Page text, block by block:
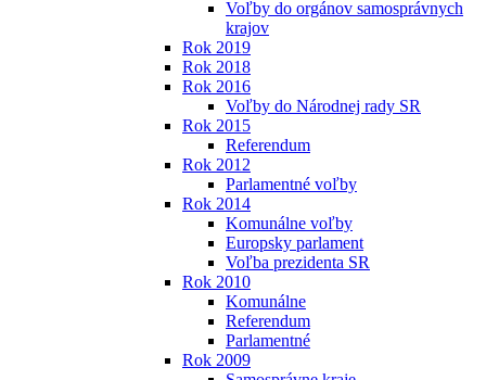
Voľby do orgánov samosprávnych
krajov
Rok 2019
Rok 2018
Rok 2016
Voľby do Národnej rady SR
Rok 2015
Referendum
Rok 2012
Parlamentné voľby
Rok 2014
Komunálne voľby
Europsky parlament
Voľba prezidenta SR
Rok 2010
Komunálne
Referendum
Parlamentné
Rok 2009